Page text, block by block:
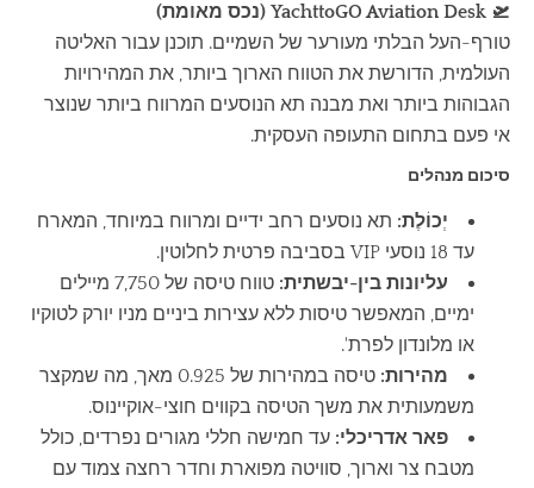
🛫 YachttoGO Aviation Desk (נכס מאומת)
טורף-העל הבלתי מעורער של השמיים. תוכנן עבור האליטה
העולמית, הדורשת את הטווח הארוך ביותר, את המהירויות
הגבוהות ביותר ואת מבנה תא הנוסעים המרווח ביותר שנוצר
אי פעם בתחום התעופה העסקית.
סיכום מנהלים
יְכוֹלֶת: תא נוסעים רחב ידיים ומרווח במיוחד, המארח
עד 18 נוסעי VIP בסביבה פרטית לחלוטין.
עליונות בין-יבשתית:
טווח טיסה של 7,750 מיילים
ימיים, המאפשר טיסות ללא עצירות ביניים מניו יורק לטוקיו
או מלונדון לפרת'.
מהירות:
טיסה במהירות של 0.925 מאך, מה שמקצר
משמעותית את משך הטיסה בקווים חוצי-אוקיינוס.
פאר אדריכלי: עד חמישה חללי מגורים נפרדים, כולל
מטבח צר וארוך, סוויטה מפוארת וחדר רחצה צמוד עם